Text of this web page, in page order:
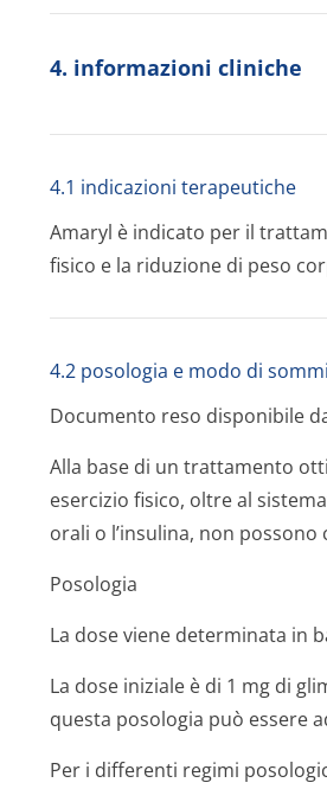
4. informazioni cliniche
4.1 indicazioni terapeutiche
Amaryl è indicato per il
fisico e la riduzione di peso
4.2 posologia e modo di
Documento reso disponibile
Alla base di un trattamento
esercizio fisico, oltre al
orali o l’insulina, non
Posologia
La dose viene determinata in
La dose iniziale è di 1 mg di
questa posologia può essere
Per i differenti regimi